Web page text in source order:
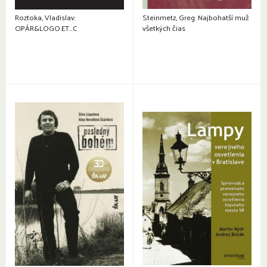
Roztoka, Vladislav:
CIPÁR&LOGO.ET…C
Steinmetz, Greg: Najbohatší muž
všetkých čias